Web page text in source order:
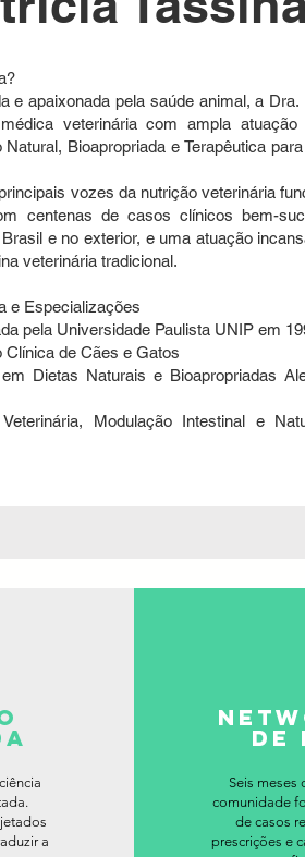
e apaixonada pela saúde animal, a Dra.
veterinária com ampla atuação
Bioapropriada e Terapêutica
vozes da nutrição veterinária
centenas de casos clínicos bem-
e no exterior, e uma atuação
veterinária tradicional.
e Especializações
pela Universidade Paulista UNIP em
de Cães e Gatos
Dietas Naturais e Bioapropriadas
Modulação Intestinal e
a
de
Seis meses
comunidade
de casos
prescrições e